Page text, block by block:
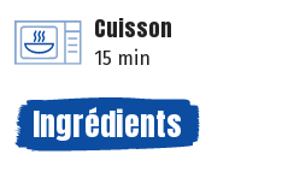
Cuisson
15 min
Ingrédients